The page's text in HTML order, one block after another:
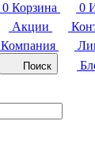
0 Корзина 0
Акции
Компания
Поиск